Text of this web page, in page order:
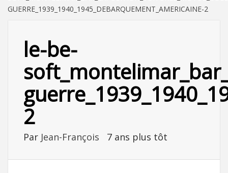
GUERRE_1939_1940_1945_DEBARQUEMENT_AMERICAINE-2
le-be-
2
Par Jean-François 7 ans plus tôt